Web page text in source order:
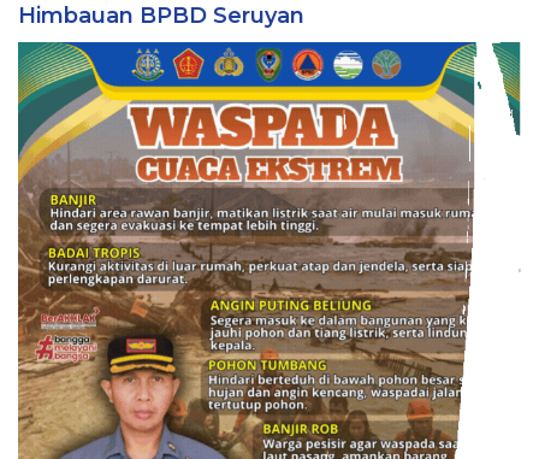
Himbauan BPBD Seruyan